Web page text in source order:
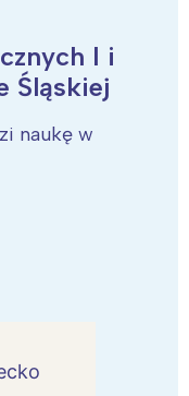
I i
Śląskiej
naukę w